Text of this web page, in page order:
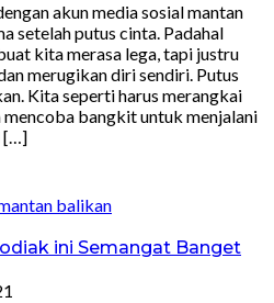
akun media sosial mantan
setelah putus cinta. Padahal
kita merasa lega, tapi justru
merugikan diri sendiri. Putus
Kita seperti harus merangkai
bangkit untuk menjalani
[…]
ini Semangat Banget